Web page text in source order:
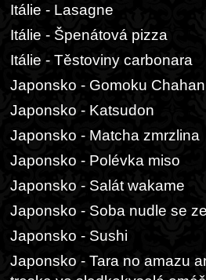
Itálie - Lasagne
Itálie - Špenátová pizza
Itálie - Těstoviny carbonara
Japonsko - Gomoku Chahan
Japonsko - Katsudon
Japonsko - Matcha zmrzlina
Japonsko - Polévka miso
Japonsko - Salát wakame
Japonsko - Soba nudle se
Japonsko - Sushi
Japonsko - Tara no amazu